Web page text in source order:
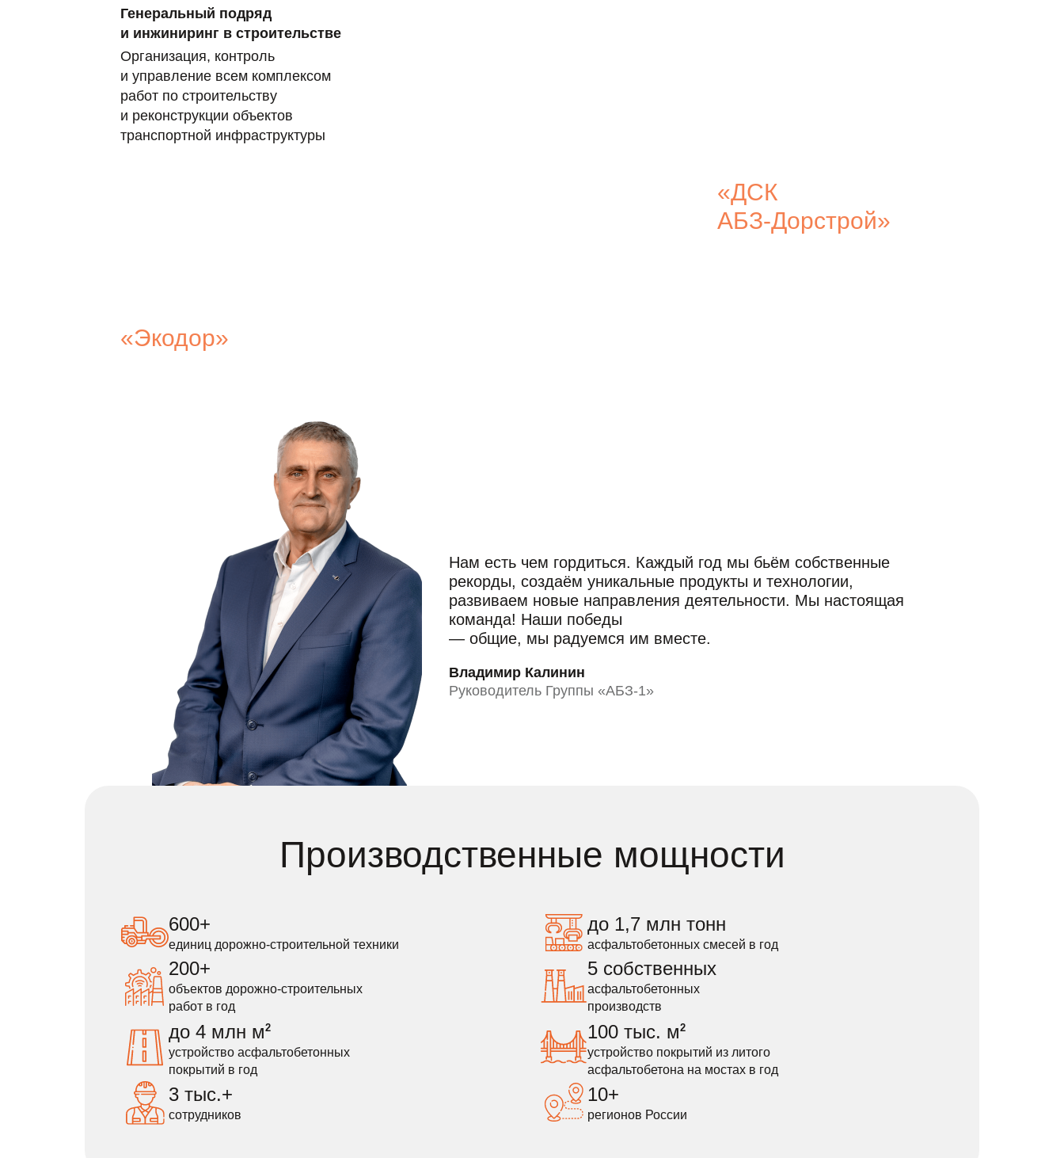
Генеральный подряд
и инжиниринг в строительстве
Организация, контроль
и управление всем комплексом
работ по строительству
и реконструкции объектов
транспортной инфраструктуры
«ДСК
АБЗ-Дорстрой»
«Экодор»
Нам есть чем гордиться. Каждый год мы бьём собственные
рекорды, создаём уникальные продукты и технологии,
развиваем новые направления деятельности. Мы настоящая
команда! Наши победы
— общие, мы радуемся им вместе.
Владимир Калинин
Руководитель Группы «АБЗ-1»
Производственные мощности
600+
единиц дорожно-строительной техники
до 1,7 млн тонн
асфальтобетонных смесей в год
200+
объектов дорожно-строительных
работ в год
5 собственных
асфальтобетонных
производств
до 4 млн м2
устройство асфальтобетонных
покрытий в год
100 тыс. м2
устройство покрытий из литого
асфальтобетона на мостах в год
3 тыс.+
сотрудников
10+
регионов России